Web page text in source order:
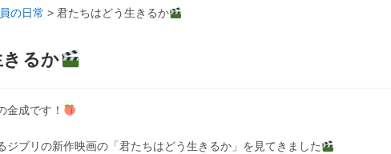
の日常 > 君たちはどう生きるか
るか
金成です！
ジブリの新作映画の「君たちはどう生きるか」を見てきました